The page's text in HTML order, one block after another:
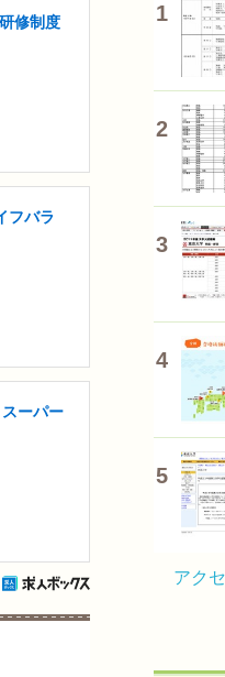
修制度
フバラ
ーパー
アク